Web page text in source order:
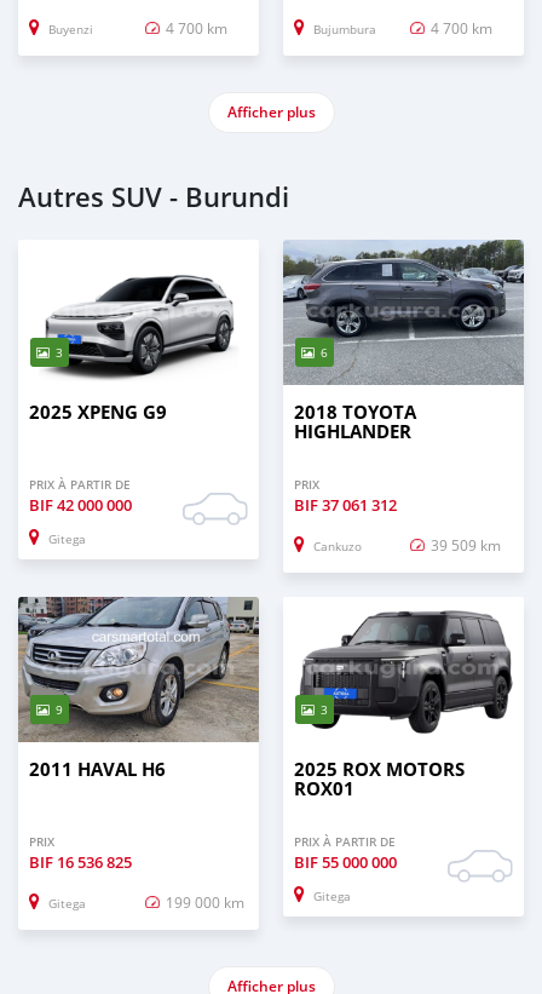
Buyenzi 4 700 km Bujumbura 4 700 km
Afficher plus
Autres SUV - Burundi
3
2025 XPENG G9
PRIX À PARTIR DE
BIF42 000 000
Gitega
6
2018 TOYOTA
HIGHLANDER
PRIX
BIF37 061 312
Cankuzo 39 509 km
9
2011 HAVAL H6
PRIX
BIF 16 536 825
Gitega 199 000 km
3
2025 ROX MOTORS
ROX01
PRIX À PARTIR DE
BIF55 000 000
Gitega
Afficher plus